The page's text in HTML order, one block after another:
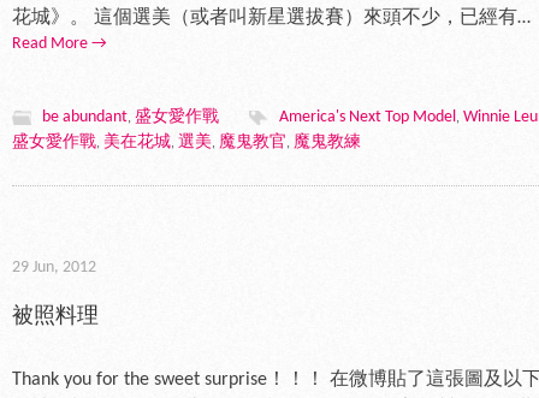
花城》。 這個選美（或者叫新星選拔賽）來頭不少，已經有…
Read More →
be abundant, 盛女愛作戰 America's Next Top Model, Winnie
盛女愛作戰, 美在花城, 選美, 魔鬼教官, 魔鬼教練
29 Jun, 2012
被照料理
Thank you for the sweet surprise！！！ 在微博貼了這張圖及